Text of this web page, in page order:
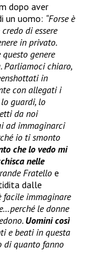
dopo aver
un uomo: “Forse è
di essere
in privato.
questo genere
Parliamoci chiaro,
in
con allegati i
guardi, lo
da noi
ad immaginarci
io ti smonto
che lo vedo mi
nelle
Fratelloe
dalle
facile immaginare
le donne
Uomini così
e beati in questa
di quanto fanno